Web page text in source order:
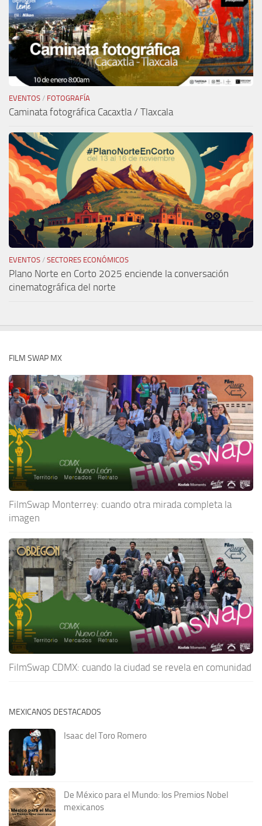
EVENTOS / FOTOGRAFÍA
Caminata fotográfica Cacaxtla / Tlaxcala
EVENTOS / SECTORES ECONÓMICOS
Plano Norte en Corto 2025 enciende la conversación
cinematográfica del norte
FILM SWAP MX
FilmSwap Monterrey: cuando otra mirada completa la
imagen
FilmSwap CDMX: cuando la ciudad se revela en comunidad
MEXICANOS DESTACADOS
Isaac del Toro Romero
De México para el Mundo: los Premios Nobel
mexicanos